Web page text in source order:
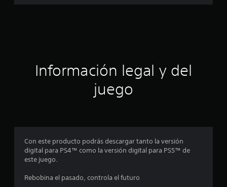
a
ó
Información legal y del
juego
Con este producto podrás descargar tanto la versión
digital para PS4™ como la versión digital para PS5™ de
este juego.
Rebobina el pasado, controla el futuro